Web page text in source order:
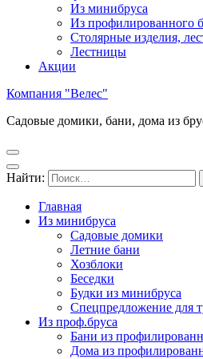
Из минибруса
Из профилированного
Столярные изделия,
Лестницы
Акции
Компания "Велес"
Садовые домики, бани, дома из
Найти:
Главная
Из минибруса
Садовые домики
Летние бани
Хозблоки
Беседки
Будки из минибруса
Спецпредложение для
Из проф.бруса
Бани из
Дома из